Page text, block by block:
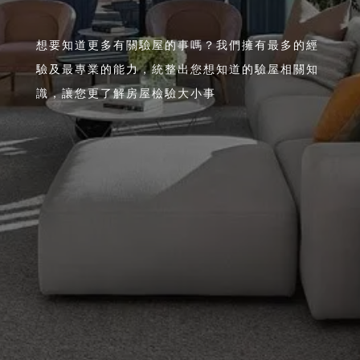
想要知道更多有關驗屋的事嗎？我們擁有最多的經
驗及最專業的能力，統整出您想知道的驗屋相關知
識，讓您更了解房屋檢驗大小事